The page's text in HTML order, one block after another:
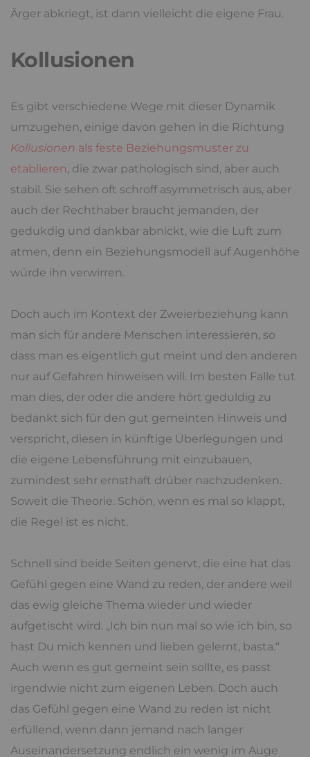
Ärger abkriegt, ist dann vielleicht die eigene Frau.
Kollusionen
Es gibt verschiedene Wege mit dieser Dynamik
umzugehen, einige davon gehen in die Richtung
Kollusionen als feste Beziehungsmuster zu
etablieren, die zwar pathologisch sind, aber auch
stabil. Sie sehen oft schroff asymmetrisch aus, aber
auch der Rechthaber braucht jemanden, der
gedukdig und dankbar abnickt, wie die Luft zum
atmen, denn ein Beziehungsmodell auf Augenhöhe
würde ihn verwirren.
Doch auch im Kontext der Zweierbeziehung kann
man sich für andere Menschen interessieren, so
dass man es eigentlich gut meint und den anderen
nur auf Gefahren hinweisen will. Im besten Falle tut
man dies, der oder die andere hört geduldig zu
bedankt sich für den gut gemeinten Hinweis und
verspricht, diesen in künftige Überlegungen und
die eigene Lebensführung mit einzubauen,
zumindest sehr ernsthaft drüber nachzudenken.
Soweit die Theorie. Schön, wenn es mal so klappt,
die Regel ist es nicht.
Schnell sind beide Seiten genervt, die eine hat das
Gefühl gegen eine Wand zu reden, der andere weil
das ewig gleiche Thema wieder und wieder
aufgetischt wird. „Ich bin nun mal so wie ich bin, so
hast Du mich kennen und lieben gelernt, basta.“
Auch wenn es gut gemeint sein sollte, es passt
irgendwie nicht zum eigenen Leben. Doch auch
das Gefühl gegen eine Wand zu reden ist nicht
erfüllend, wenn dann jemand nach langer
Auseinandersetzung endlich ein wenig im Auge